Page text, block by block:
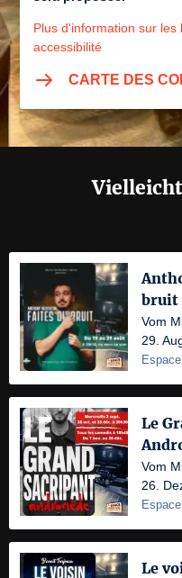
bruit
Vom
29.
Le
Vom
26.
Le
Plus d'information sur
accessibilité
CARTE DES